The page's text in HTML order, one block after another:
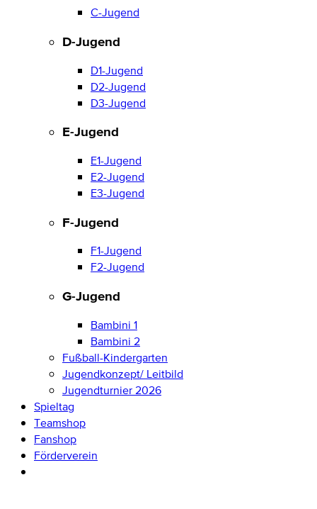
C-Jugend
D-Jugend
D1-Jugend
D2-Jugend
D3-Jugend
E-Jugend
E1-Jugend
E2-Jugend
E3-Jugend
F-Jugend
F1-Jugend
F2-Jugend
G-Jugend
Bambini 1
Bambini 2
Fußball-Kindergarten
Jugendkonzept/ Leitbild
Jugendturnier 2026
Spieltag
Teamshop
Fanshop
Förderverein